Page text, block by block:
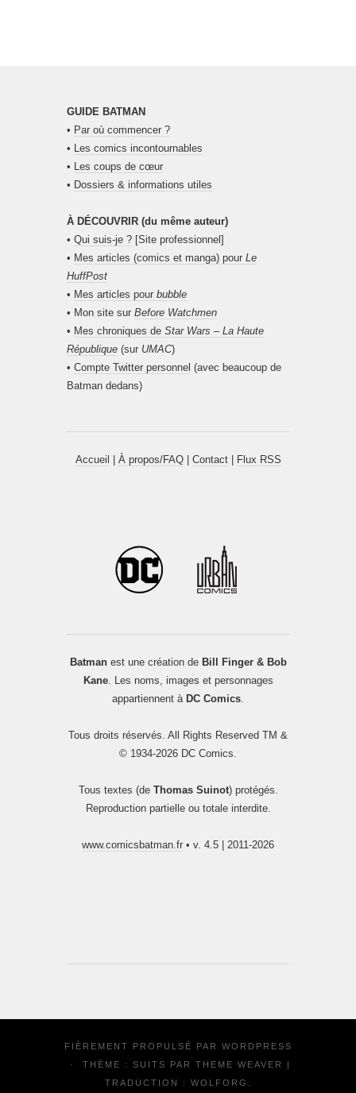
GUIDE BATMAN
• Par où commencer ?
•
Les comics incontournables
•
Les coups de cœur
• Dossiers & informations utiles
À DÉCOUVRIR (du même auteur)
• Qui suis-je ? [Site professionnel]
• Mes articles (comics et manga) pour Le
HuffPost
• Mes articles pour bubble
• Mon site sur Before Watchmen
• Mes chroniques de Star Wars – La Haute
République (sur UMAC)
• Compte Twitter personnel (avec beaucoup de
Batman dedans)
Accueil À propos/FAQ| Contact| Flux RSS
Batmanest une création de Bill Finger & Bob
Kane. Les noms, images et personnages
appartiennent à DC Comics
Tous droits réservés. All Rights Reserved TM &
© 1934-2026 DC Comics.
Tous textes (de Thomas Suinot) protégés.
Reproduction partielle ou totale interdite.
www.comicsbatman.fr • v. 4.5 | 2011-2026
FIÈREMENT PROPULSÉ PAR WORDPRESS
·
THÈME : SUITS PAR THEME WEAVER
|
TRADUCTION : WOLFORG